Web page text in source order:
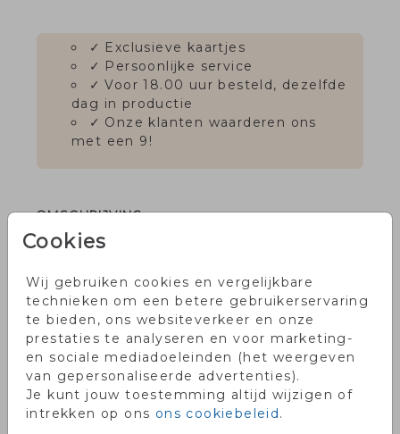
Cookies
Wij gebruiken cookies en vergelijkbare
technieken om een betere gebruikerservaring
te bieden, ons websiteverkeer en onze
prestaties te analyseren en voor marketing-
en sociale mediadoeleinden (het weergeven
van gepersonaliseerde advertenties).
Je kunt jouw toestemming altijd wijzigen of
intrekken op ons ons cookiebeleid.
✓ Exclusieve kaartjes
✓ Persoonlijke service
✓ Voor 18.00 uur besteld, dezelfde
dag in productie
✓ Onze klanten waarderen ons
met een 9!
OMSCHRIJVING
van 11 x 17 cm. Formaat pocketfold: 12,5 x
18,5 cm. Kies voor envelopmaat: 20 x 13 cm.
Overzicht prijzen - Rechthoekige Berry
Red pocketfold
Min. aantal Max. aantal
Prijs:
2
9